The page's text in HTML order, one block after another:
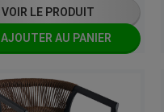
VOIR LE PRODUIT
AJOUTER AU PANIER